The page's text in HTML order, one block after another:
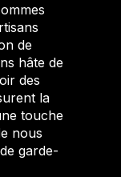
de
hâte de
des
la
touche
nous
garde-